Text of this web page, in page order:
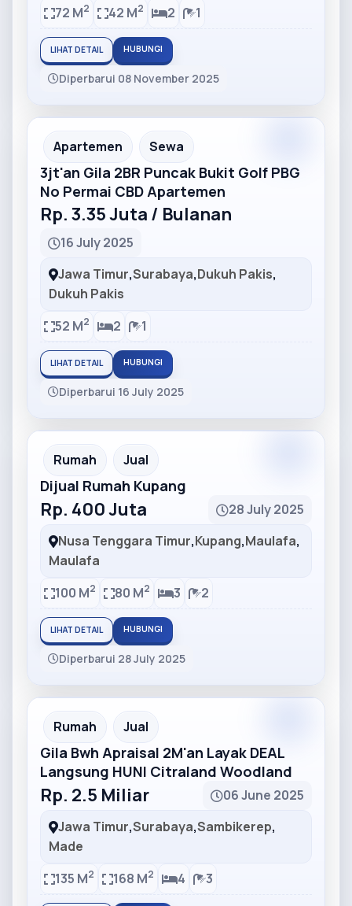
72 M2 42 M2 2 1
LIHAT DETAIL HUBUNGI
Diperbarui 08 November 2025
Partner Ad
Apartemen Sewa
3jt'an Gila 2BR Puncak Bukit Golf PBG
No Permai CBD Apartemen
Rp. 3.35 Juta / Bulanan
16 July 2025
Jawa Timur,Surabaya,Dukuh Pakis,
Dukuh Pakis
52 M2 2 1
LIHAT DETAIL HUBUNGI
Diperbarui 16 July 2025
Partner Ad
Rumah Jual
Dijual Rumah Kupang
Rp. 400 Juta
28 July 2025
Nusa Tenggara Timur,Kupang,Maulafa,
Maulafa
100 M2 80 M2 3 2
LIHAT DETAIL HUBUNGI
Diperbarui 28 July 2025
Partner Ad
Rumah Jual
Gila Bwh Apraisal 2M'an Layak DEAL
Langsung HUNI Citraland Woodland
Rp. 2.5 Miliar
06 June 2025
Jawa Timur,Surabaya,Sambikerep,
Made
135 M2 168 M2 4 3